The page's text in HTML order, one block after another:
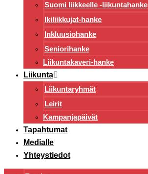
Suomi liikkeelle -liikuntahanke
Ikiliikkujat-hanke
Inkluusiohanke
Seniorihanke
Liikuntakaveri-hanke
Liikunta
Liikuntaryhmät
Leirit
Kampanjapäivät
Tapahtumat
Medialle
Yhteystiedot